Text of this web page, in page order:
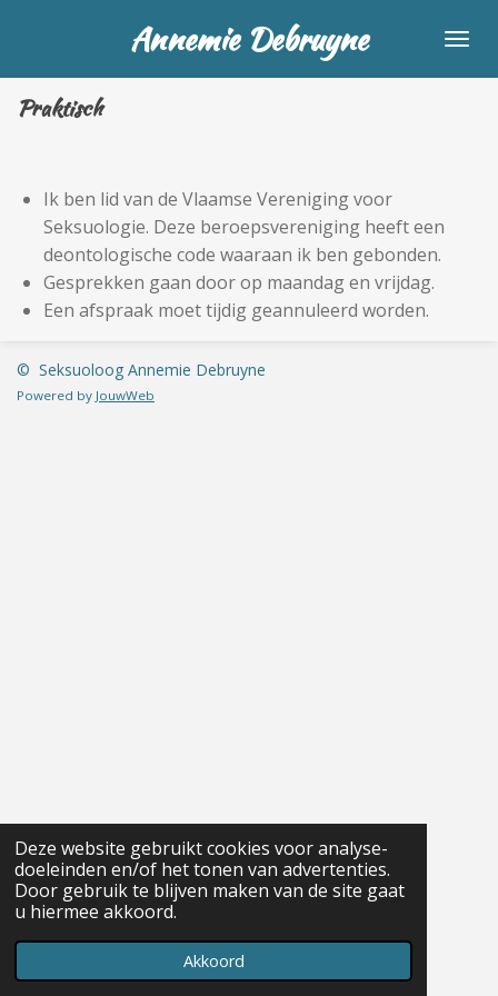
Deze website gebruikt cookies voor analyse-
doeleinden en/of het tonen van advertenties.
Door gebruik te blijven maken van de site gaat
u hiermee akkoord.
Akkoord
naar
de
Annemie Debruyne
Praktisch
Ik ben lid van de Vlaamse Vereniging voor
Seksuologie. Deze beroepsvereniging heeft een
deontologische code waaraan ik ben gebonden.
Gesprekken gaan door op maandag en vrijdag.
Een afspraak moet tijdig geannuleerd worden.
© Seksuoloog Annemie Debruyne
Powered by JouwWeb